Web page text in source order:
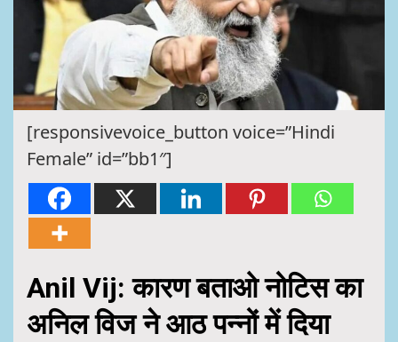
[responsivevoice_button voice=”Hindi
Female” id=”bb1″]
Anil Vij: कारण बताओ नोटिस का
अनिल विज ने आठ पन्नों में दिया